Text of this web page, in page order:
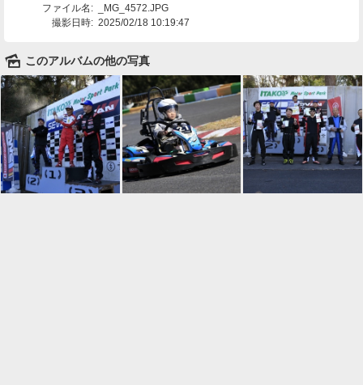
ファイル名:
_MG_4572.JPG
撮影日時: 2025/02/18 10:19:47
🌄 このアルバムの他の写真